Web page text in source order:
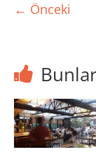
← Önceki